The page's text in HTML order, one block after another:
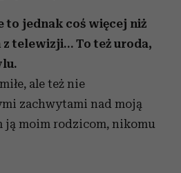
to jednak coś więcej niż
telewizji… To też uroda,
ale też nie
zachwytami nad moją
ją moim rodzicom, nikomu